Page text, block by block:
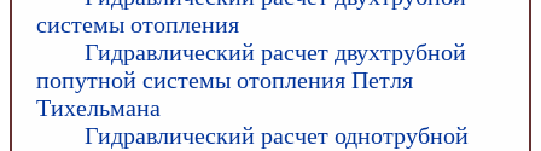
системы отопления
Гидравлический расчет двухтрубной
попутной системы отопления Петля
Тихельмана
Гидравлический расчет однотрубной